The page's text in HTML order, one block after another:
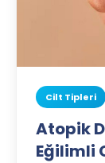
Cilt Tipleri
Atopik
Eğilimli